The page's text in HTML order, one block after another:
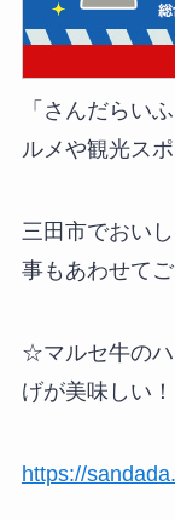
「さんだらい
ルメや観光ス
三田市でおい
事もあわせて
☆マルセ牛の
げが美味しい！
https://